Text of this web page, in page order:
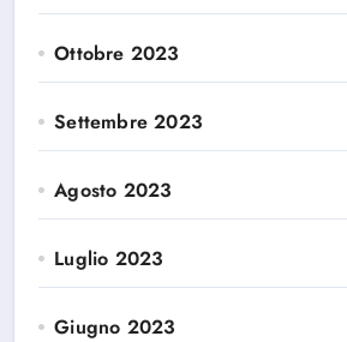
Ottobre 2023
Settembre 2023
Agosto 2023
Luglio 2023
Giugno 2023